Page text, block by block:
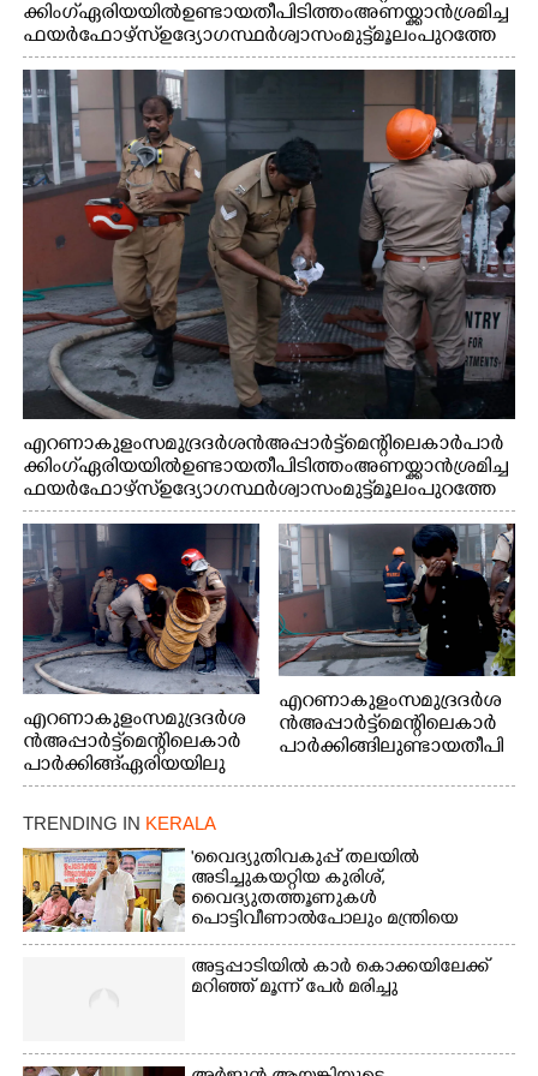
ക്കിംഗ് ഏരിയയിൽ ഉണ്ടായ തീപിടിത്തം അണയ്ക്കാൻ ശ്രമിച്ച
ഫയർഫോഴ്സ് ഉദ്യോഗസ്ഥർ ശ്വാസം മുട്ട് മൂലം പുറത്തേ
ക്കിറങ്ങി വരുന്നു
എറണാകുളം സമുദ്ര ദർശൻ അപ്പാർട്ട്മെന്റിലെ കാർ പാർ
ക്കിംഗ് ഏരിയയിൽ ഉണ്ടായ തീപിടിത്തം അണയ്ക്കാൻ ശ്രമിച്ച
ഫയർഫോഴ്സ് ഉദ്യോഗസ്ഥർ ശ്വാസം മുട്ട് മൂലം പുറത്തേ
ക്കിറങ്ങി മുഖം കഴുകുന്നു
എറണാകുളം സമുദ്ര ദർശ
ൻ അപ്പാർട്ട്മെന്റിലെ കാർ
പാർക്കിങ്ങ് ഏരിയയിലു
ണ്ടായ തീപിടിത്തം അണ
യ്ക്കാൻ ശ്രമിക്കുന്ന ഫയർ
ഫോഴ്സ് ഉദ്യോഗസ്ഥർ
എറണാകുളം സമുദ്ര ദർശ
ൻ അപ്പാർട്ട്മെന്റിലെ കാർ
പാർക്കിങ്ങിലുണ്ടായ തീപി
കാരണം സമീപത്ത് കൂടി
TRENDING IN KERALA
'വൈദ്യുതിവകുപ്പ് തലയിൽ
അടിച്ചുകയറ്റിയ കുരിശ്‌,
വൈദ്യുതത്തൂണുകൾ
പൊട്ടിവീണാൽപോലും മന്ത്രിയെ
വിളിക്കുന്ന കാലമാണിത്'
അട്ടപ്പാടിയിൽ കാർ കൊക്കയിലേക്ക്
മറിഞ്ഞ് മൂന്ന് പേർ മരിച്ചു